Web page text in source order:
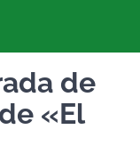
de
«El